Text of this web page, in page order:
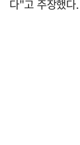
다"고 주장했다.